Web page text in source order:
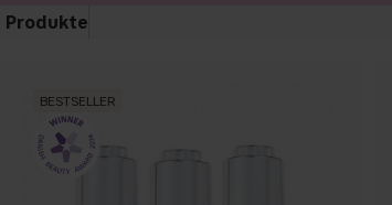
Produkte
BESTSELLER